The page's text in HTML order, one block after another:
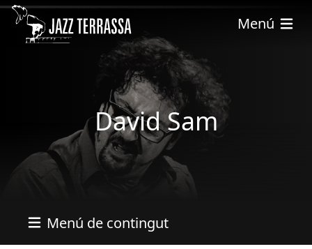
Pasar al contenido principal
Menú
David Sam
Menú de contingut